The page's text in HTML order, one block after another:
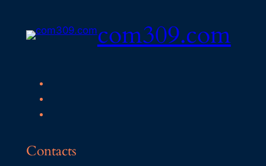
com309.com
Contacts